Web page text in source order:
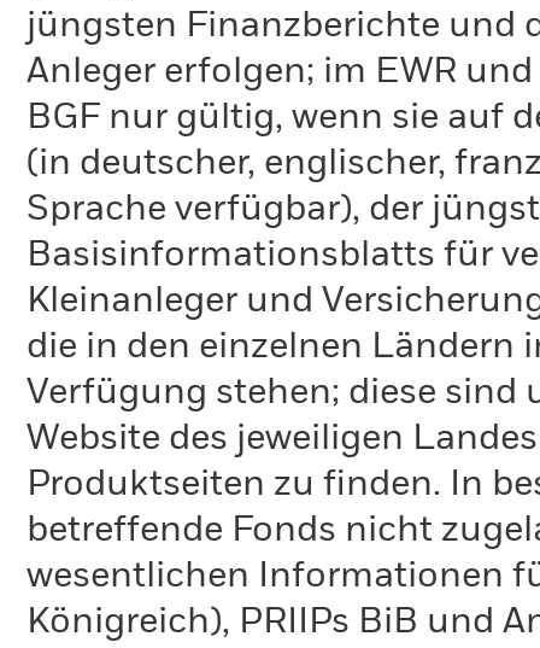
jüngsten Finanzberichte und
Anleger erfolgen; im EWR
BGF nur gültig, wenn sie auf
(in deutscher, englischer,
Sprache verfügbar), der
Basisinformationsblatts für
Kleinanleger und
die in den einzelnen Ländern
Verfügung stehen; diese sind
Website des jeweiligen
Produktseiten zu finden. In
betreffende Fonds nicht
wesentlichen Informationen
Königreich), PRIIPs BiB und